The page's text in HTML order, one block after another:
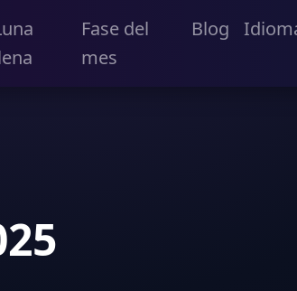
Fase del
mes
Blog